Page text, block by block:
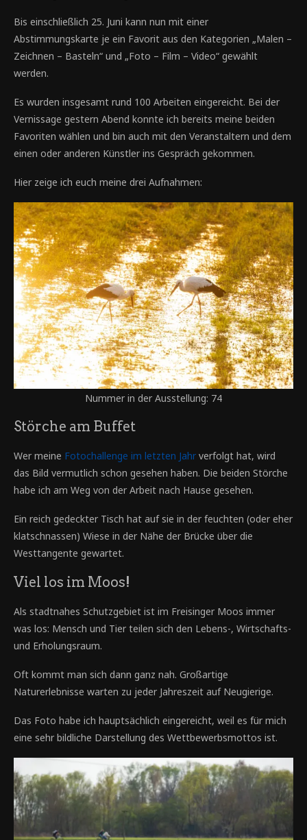
Bis einschließlich 25. Juni kann nun mit einer
Abstimmungskarte je ein Favorit aus den Kategorien „Malen –
Zeichnen – Basteln“ und „Foto – Film – Video“ gewählt
werden.
Es wurden insgesamt rund 100 Arbeiten eingereicht. Bei der
Vernissage gestern Abend konnte ich bereits meine beiden
Favoriten wählen und bin auch mit den Veranstaltern und dem
einen oder anderen Künstler ins Gespräch gekommen.
Hier zeige ich euch meine drei Aufnahmen:
Nummer in der Ausstellung: 74
Störche am Buffet
Wer meine Fotochallenge im letzten Jahr verfolgt hat, wird
das Bild vermutlich schon gesehen haben. Die beiden Störche
habe ich am Weg von der Arbeit nach Hause gesehen.
Ein reich gedeckter Tisch hat auf sie in der feuchten (oder eher
klatschnassen) Wiese in der Nähe der Brücke über die
Westtangente gewartet.
Viel los im Moos!
Als stadtnahes Schutzgebiet ist im Freisinger Moos immer
was los: Mensch und Tier teilen sich den Lebens-, Wirtschafts-
und Erholungsraum.
Oft kommt man sich dann ganz nah. Großartige
Naturerlebnisse warten zu jeder Jahreszeit auf Neugierige.
Das Foto habe ich hauptsächlich eingereicht, weil es für mich
eine sehr bildliche Darstellung des Wettbewerbsmottos ist.